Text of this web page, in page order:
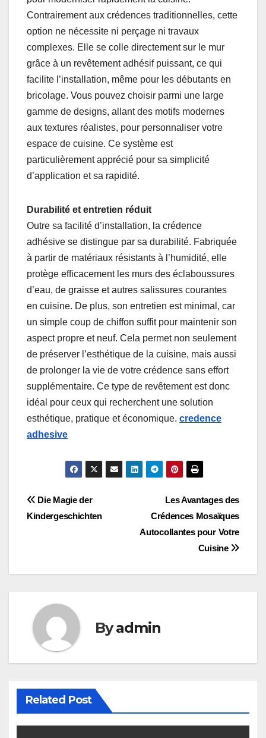
Contrairement aux crédences traditionnelles, cette
option ne nécessite ni perçage ni travaux
complexes. Elle se colle directement sur le mur
grâce à un revêtement adhésif puissant, ce qui
facilite l’installation, même pour les débutants en
bricolage. Vous pouvez choisir parmi une large
gamme de designs, allant des motifs modernes
aux textures réalistes, pour personnaliser votre
espace de cuisine. Ce système est
particulièrement apprécié pour sa simplicité
d’application et sa rapidité.
Durabilité et entretien réduit
Outre sa facilité d’installation, la crédence
adhésive se distingue par sa durabilité. Fabriquée
à partir de matériaux résistants à l’humidité, elle
protège efficacement les murs des éclaboussures
d’eau, de graisse et autres salissures courantes
en cuisine. De plus, son entretien est minimal, car
un simple coup de chiffon suffit pour maintenir son
aspect propre et neuf. Cela permet non seulement
de préserver l’esthétique de la cuisine, mais aussi
de prolonger la vie de votre crédence sans effort
supplémentaire. Ce type de revêtement est donc
idéal pour ceux qui recherchent une solution
esthétique, pratique et économique. credence
adhesive
Post
navigation
Les Avantages des
Crédences Mosaïques
Autocollantes pour Votre
Cuisine
Die Magie der
Kindergeschichten
Byadmin
Related Post